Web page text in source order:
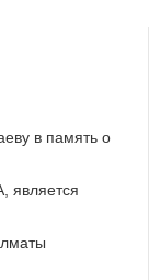
в память о
является